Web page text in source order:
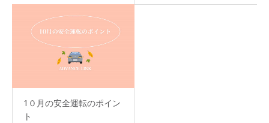
1０月の安全運転のポイン
ト